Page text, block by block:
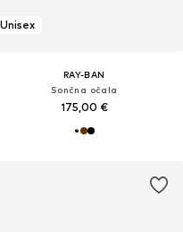
Unisex
RAY-BAN
Sončna očala
175,00 €